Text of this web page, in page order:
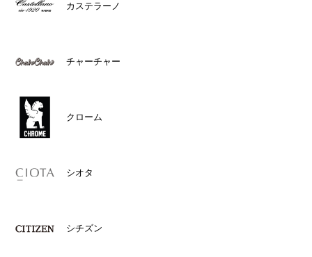
カステラーノ
チャーチャー
クローム
シオタ
シチズン